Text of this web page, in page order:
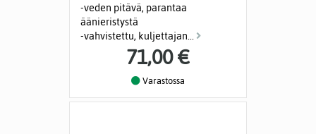
-veden pitävä, parantaa
äänieristystä
-vahvistettu, kuljettajan...
71,00 €
Varastossa